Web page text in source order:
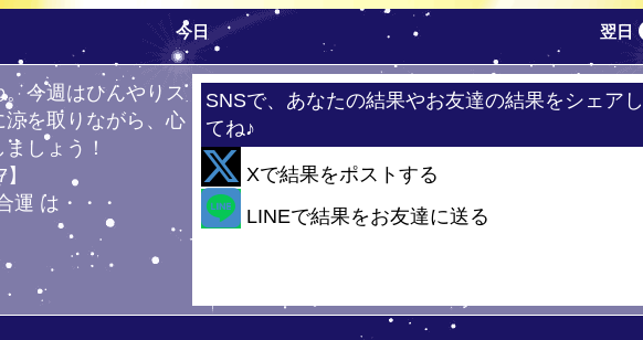
今日 翌日
今週はひんやりス
を取りながら、心
しょう！
運 は・・・
SNSで、あなたの結果やお友達の結果をシェアし
てね♪
Xで結果をポストする
LINEで結果をお友達に送る